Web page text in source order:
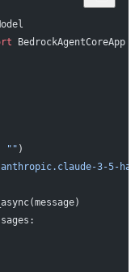
BedrockAgentCoreApp
"" )
3-5-